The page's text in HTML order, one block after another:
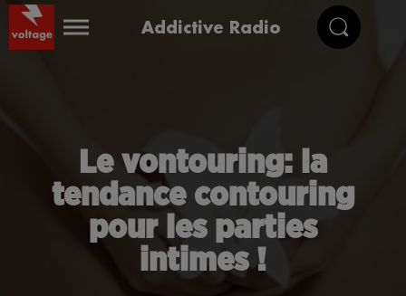
Addictive Radio
Le vontouring: la
tendance contouring
pour les parties
intimes !